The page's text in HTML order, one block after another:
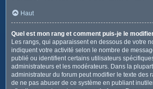
Haut
Quel est mon rang et comment puis-je le
Les rangs, qui apparaissent en dessous de votre
indiquent votre activité selon le nombre de
publié ou identifient certains utilisateurs
administrateurs et les modérateurs. Dans la
administrateur du forum peut modifier le texte des
de ne pas abuser de ce système en publiant